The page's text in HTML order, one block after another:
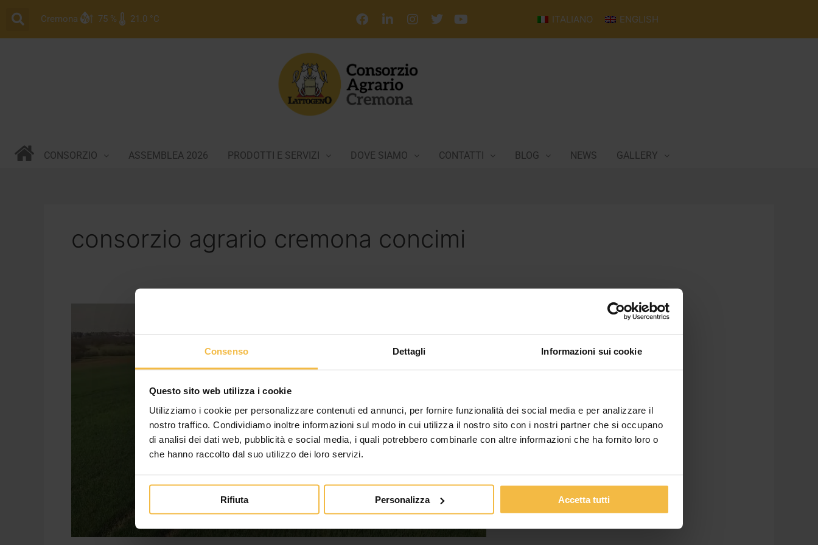
Consenso Dettagli Informazioni sui cookie
Questo sito web utilizza i cookie
Utilizziamo i cookie per personalizzare contenuti ed annunci, per fornire funzionalità dei social media e per analizzare il
nostro traffico. Condividiamo inoltre informazioni sul modo in cui utilizza il nostro sito con i nostri partner che si occupano
di analisi dei dati web, pubblicità e social media, i quali potrebbero combinarle con altre informazioni che ha fornito loro o
che hanno raccolto dal suo utilizzo dei loro servizi.
Rifiuta Personalizza Accetta tutti
contenuto
Cremona 75 % 21.0 °C ITALIANO ENGLISH
CONSORZIO ASSEMBLEA 2026 PRODOTTI E SERVIZI DOVE SIAMO CONTATTI BLOG NEWS GALLERY
consorzio agrario cremona concimi